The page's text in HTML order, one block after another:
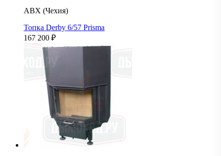
ABX (Чехия)
Топка Derby 6/57 Prisma
167 200 ₽